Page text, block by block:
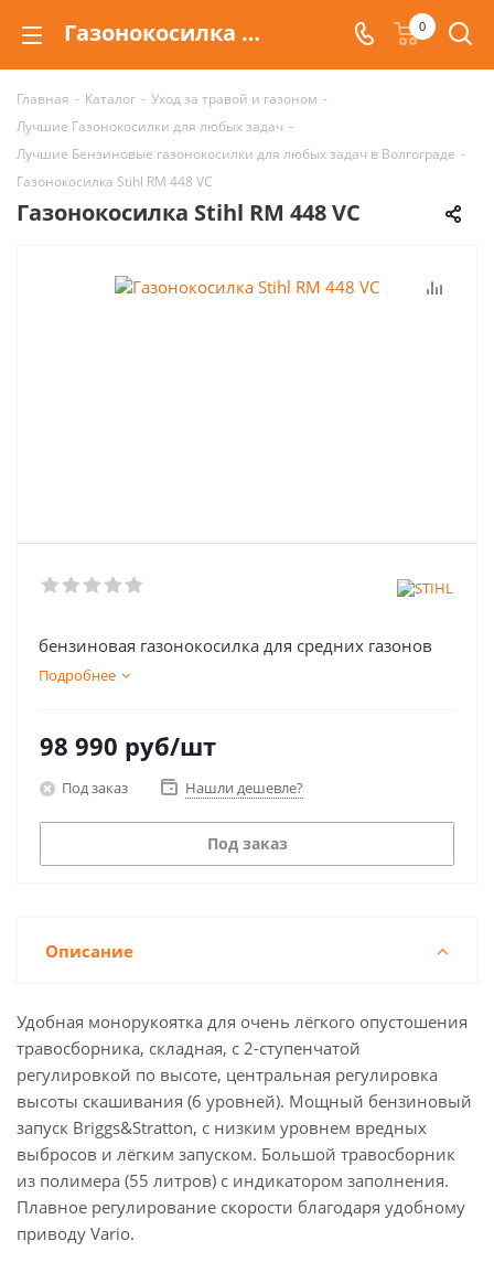
Газонокосилка Stihl RM 448 VC | Цена в Волгограде и Москве 0
Главная - Каталог - Уход за травой и газоном -
Лучшие Газонокосилки для любых задач -
Лучшие Бензиновые газонокосилки для любых задач в Волгограде -
Газонокосилка Stihl RM 448 VC
Газонокосилка Stihl RM 448 VC
бензиновая газонокосилка для средних газонов
Подробнее
98 990 руб/шт
Под заказ Нашли дешевле?
Под заказ
Описание
Удобная монорукоятка для очень лёгкого опустошения
травосборника, складная, с 2-ступенчатой
регулировкой по высоте, центральная регулировка
высоты скашивания (6 уровней). Мощный бензиновый
запуск Briggs&Stratton, с низким уровнем вредных
выбросов и лёгким запуском. Большой травосборник
из полимера (55 литров) с индикатором заполнения.
Плавное регулирование скорости благодаря удобному
приводу Vario.